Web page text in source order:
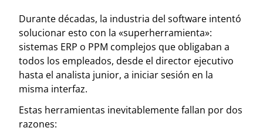
Durante décadas, la industria del software intentó
solucionar esto con la «superherramienta»:
sistemas ERP o PPM complejos que obligaban a
todos los empleados, desde el director ejecutivo
hasta el analista junior, a iniciar sesión en la
misma interfaz.
Estas herramientas inevitablemente fallan por dos
razones: